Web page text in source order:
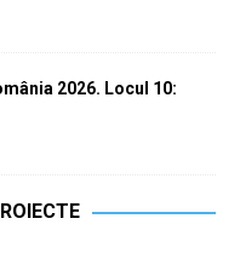
2026. Locul 10: